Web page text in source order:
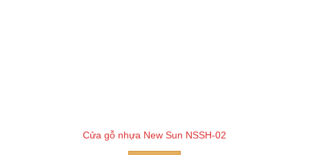
Cửa gỗ nhựa New Sun NSSH-02